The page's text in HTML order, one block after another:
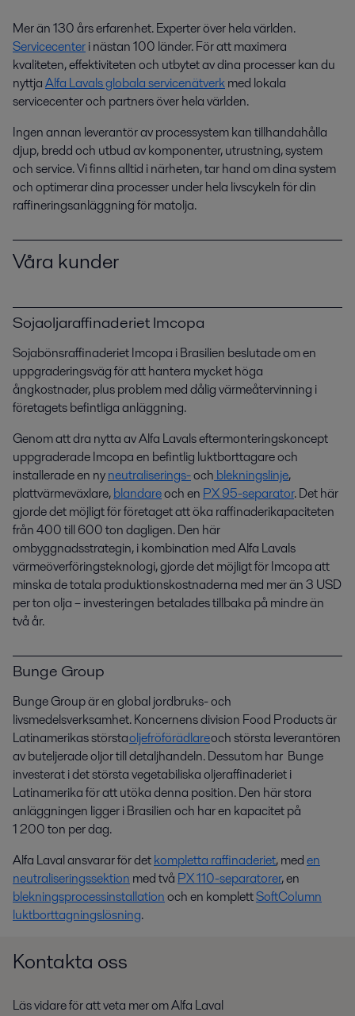
Mer än 130 års erfarenhet. Experter över hela världen.
Servicecenteri nästan 100 länder. För att maximera
kvaliteten, effektiviteten och utbytet av dina processer kan du
nyttjaAlfa Lavals globala servicenätverkmed lokala
servicecenter och partners över hela världen.
Ingen annan leverantör av processystem kan tillhandahålla
djup, bredd och utbud av komponenter, utrustning, system
och service. Vi finns alltid i närheten, tar hand om dina system
och optimerar dina processer under hela livscykeln för din
raffineringsanläggning för matolja.
Våra kunder
Sojaoljaraffinaderiet Imcopa
Sojabönsraffinaderiet Imcopa i Brasilien beslutade om en
uppgraderingsväg för att hantera mycket höga
ångkostnader, plus problem med dålig värmeåtervinning i
företagets befintliga anläggning.
Genom att dra nytta av Alfa Lavals eftermonteringskoncept
uppgraderade Imcopa en befintlig luktborttagare och
installerade en nyneutraliserings-och blekningslinje,
plattvärmeväxlare,blandareoch en PX 95-separator. Det här
gjorde det möjligt för företaget att öka raffinaderikapaciteten
från 400 till 600 ton dagligen. Den här
ombyggnadsstrategin, i kombination med Alfa Lavals
värmeöverföringsteknologi, gjorde det möjligt för Imcopa att
minska de totala produktionskostnaderna med mer än 3 USD
per ton olja – investeringen betalades tillbaka på mindre än
två år.
Bunge Group
Bunge Group är en global jordbruks- och
livsmedelsverksamhet. Koncernens division Food Products är
Latinamerikas störstaoljefröförädlareoch största leverantören
av buteljerade oljor till detaljhandeln.Dessutom har Bunge
investerat i det största vegetabiliska oljeraffinaderiet i
Latinamerikaför att utöka denna position. Den här stora
anläggningen ligger i Brasilien och har en kapacitet på
1 200ton per dag.
Alfa Laval ansvarar för detkompletta raffinaderiet, meden
neutraliseringssektion med två PX 110-separatorer, en
blekningsprocessinstallationoch en komplettSoftColumn
luktborttagningslösning.
Kontakta oss
Läs vidare för att veta mer om Alfa Laval